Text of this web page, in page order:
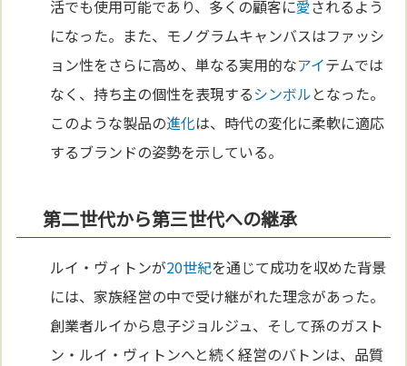
活でも使用可能であり、多くの顧客に愛されるよう
になった。また、モノグラムキャンバスはファッシ
ョン性をさらに高め、単なる実用的なアイテムでは
なく、持ち主の個性を表現するシンボルとなった。
このような製品の進化は、時代の変化に柔軟に適応
するブランドの姿勢を示している。
第二世代から第三世代への継承
ルイ・ヴィトンが20世紀を通じて成功を収めた背景
には、家族経営の中で受け継がれた理念があった。
創業者ルイから息子ジョルジュ、そして孫のガスト
ン・ルイ・ヴィトンへと続く経営のバトンは、品質